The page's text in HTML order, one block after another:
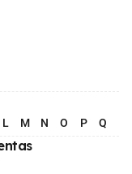
L M N O P Q